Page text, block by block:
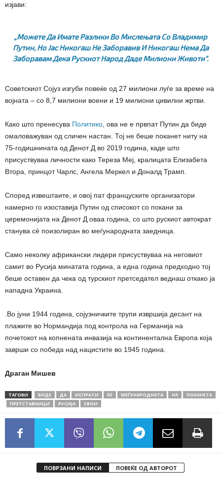
изјави:
„Можете Да Имате Разлики Во Мислењата Со Владимир
Путин, Но Јас Никогаш Не Заборавив И Никогаш Нема Да
Заборавам Дека Рускиот Народ Даде Милиони Животи“.
Советскиот Сојуз изгуби повеќе од 27 милиони луѓе за време на
војната – со 8,7 милиони воени и 19 милиони цивилни жртви.
Како што пренесува Политико , ова не е првпат Путин да биде
омаловажуван од сличен настан. Тој не беше поканет ниту на
75-годишнината од Денот Д во 2019 година, каде што
присуствуваа личности како Тереза Меј, кралицата Елизабета
Втора, принцот Чарлс, Ангела Меркел и Доналд Трамп.
Според извештаите, и овој пат француските организатори
намерно го изоставија Путин од списокот со покани за
церемонијата на Денот Д оваа година, со што рускиот автократ
станува сè поизолиран во меѓународната заедница.
Само неколку африкански лидери присуствуваа на неговиот
самит во Русија минатата година, а една година предходно тој
беше оставен да чека од турскиот претседател веднаш откако ја
нападна Украина.
.Во јуни 1944 година, сојузничките трупи извршија десант на
плажите во Нормандија под контрола на Германија на
почетокот на копнената инвазија на континентална Европа која
заврши со победа над нацистите во 1945 година.
Драган Мишев
ТАГОВИ БИДЕ ДА ИСПРАТИ ЌЕ МЕЃУНАРОДНАТА НА
ПОКАНЕТА
ПРЕТСТАВНИЦИ
РУСИЈА СВОИ
ПОВРЗАНИ НАПИСИ ПОВЕЌЕ ОД АВТОРОТ